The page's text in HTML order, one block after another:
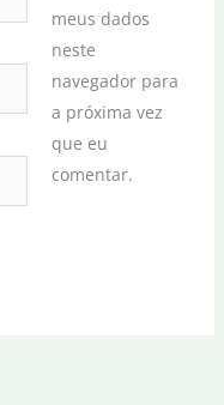
meus dados
neste
navegador para
a próxima vez
que eu
comentar.